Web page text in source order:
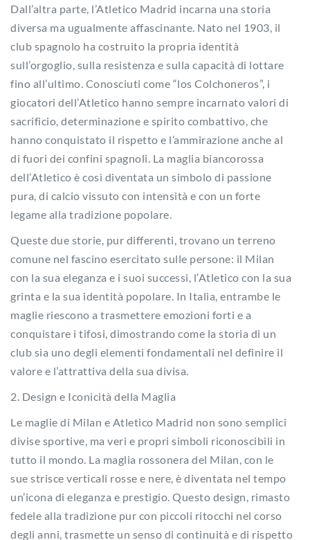
Dall’altra parte, l’Atletico Madrid incarna una storia
diversa ma ugualmente affascinante. Nato nel 1903, il
club spagnolo ha costruito la propria identità
sull’orgoglio, sulla resistenza e sulla capacità di lottare
fino all’ultimo. Conosciuti come “los Colchoneros”, i
giocatori dell’Atletico hanno sempre incarnato valori di
sacrificio, determinazione e spirito combattivo, che
hanno conquistato il rispetto e l’ammirazione anche al
di fuori dei confini spagnoli. La maglia biancorossa
dell’Atletico è così diventata un simbolo di passione
pura, di calcio vissuto con intensità e con un forte
legame alla tradizione popolare.
Queste due storie, pur differenti, trovano un terreno
comune nel fascino esercitato sulle persone: il Milan
con la sua eleganza e i suoi successi, l’Atletico con la sua
grinta e la sua identità popolare. In Italia, entrambe le
maglie riescono a trasmettere emozioni forti e a
conquistare i tifosi, dimostrando come la storia di un
club sia uno degli elementi fondamentali nel definire il
valore e l’attrattiva della sua divisa.
2. Design e Iconicità della Maglia
Le maglie di Milan e Atletico Madrid non sono semplici
divise sportive, ma veri e propri simboli riconoscibili in
tutto il mondo. La maglia rossonera del Milan, con le
sue strisce verticali rosse e nere, è diventata nel tempo
un’icona di eleganza e prestigio. Questo design, rimasto
fedele alla tradizione pur con piccoli ritocchi nel corso
degli anni, trasmette un senso di continuità e di rispetto